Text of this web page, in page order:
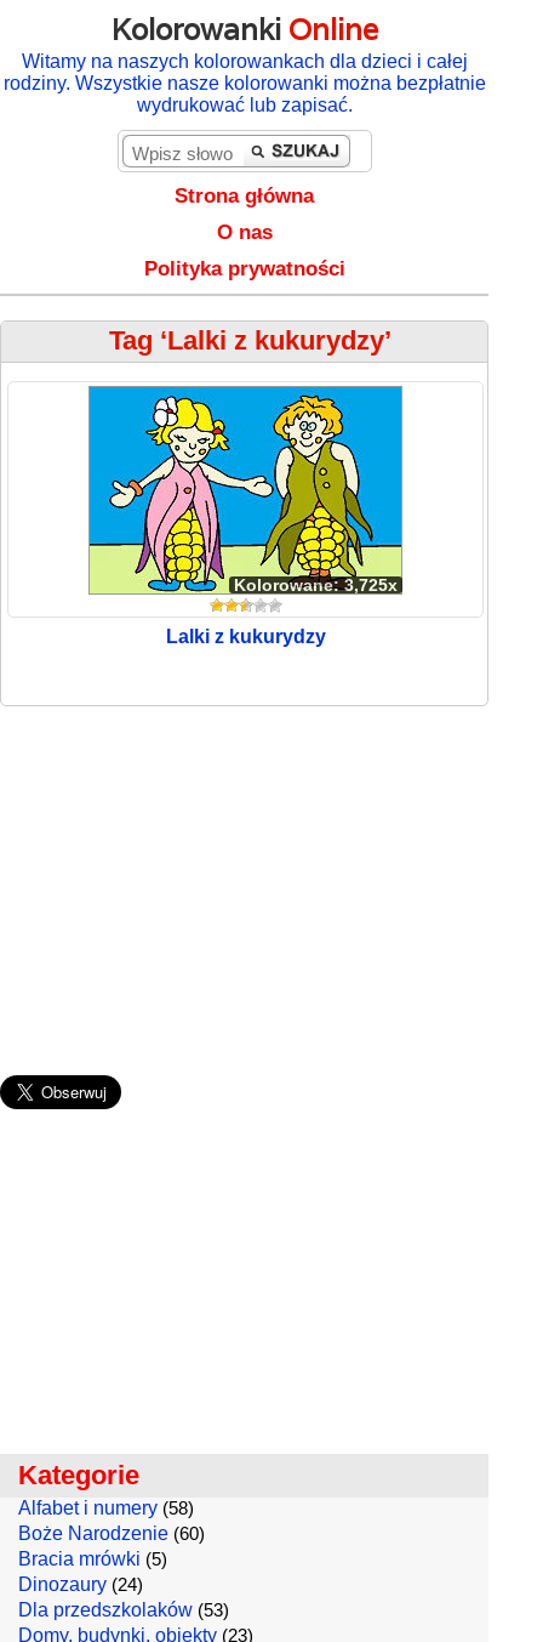
Kolorowanki Online
Witamy na naszych kolorowankach dla dzieci i całej
rodziny. Wszystkie nasze kolorowanki można bezpłatnie
wydrukować lub zapisać.
Strona główna
O nas
Polityka prywatności
Tag ‘Lalki z kukurydzy’
Kolorowane: 3,725x
Lalki z kukurydzy
Kategorie
Alfabet i numery (58)
Boże Narodzenie (60)
Bracia mrówki (5)
Dinozaury (24)
Dla przedszkolaków (53)
Domy, budynki, obiekty (23)